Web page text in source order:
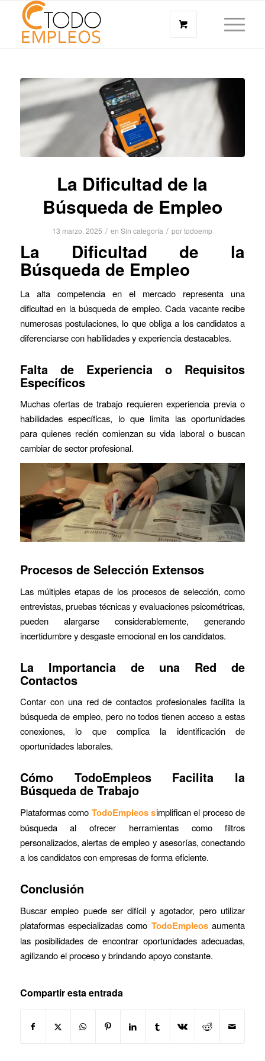
La Dificultad de la
Búsqueda de Empleo
13 marzo, 2025 / enSin categoría / portodoemp
La Dificultad de la
Búsqueda de Empleo
La alta competencia en el mercado representa una
dificultad en la búsqueda de empleo. Cada vacante recibe
numerosas postulaciones, lo que obliga a los candidatos a
diferenciarse con habilidades y experiencia destacables.
Falta de Experiencia o Requisitos
Específicos
Muchas ofertas de trabajo requieren experiencia previa o
habilidades específicas, lo que limita las oportunidades
para quienes recién comienzan su vida laboral o buscan
cambiar de sector profesional.
Procesos de Selección Extensos
Las múltiples etapas de los procesos de selección, como
entrevistas, pruebas técnicas y evaluaciones psicométricas,
pueden alargarse considerablemente, generando
incertidumbre y desgaste emocional en los candidatos.
La Importancia de una Red de
Contactos
Contar con una red de contactos profesionales facilita la
búsqueda de empleo, pero no todos tienen acceso a estas
conexiones, lo que complica la identificación de
oportunidades laborales.
Cómo TodoEmpleos Facilita la
Búsqueda de Trabajo
Plataformas como TodoEmpleossimplifican el proceso de
búsqueda al ofrecer herramientas como filtros
personalizados, alertas de empleo y asesorías, conectando
a los candidatos con empresas de forma eficiente.
Conclusión
Buscar empleo puede ser difícil y agotador, pero utilizar
plataformas especializadas como TodoEmpleosaumenta
las posibilidades de encontrar oportunidades adecuadas,
agilizando el proceso y brindando apoyo constante.
Compartir esta entrada